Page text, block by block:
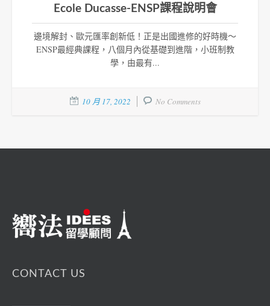
Ecole Ducasse-ENSP課程說明會
邊境解封、歐元匯率創新低！正是出國進修的好時機～
ENSP最經典課程，八個月內從基礎到進階，小班制教
學，由最有...
10 月 17, 2022 No Comments
CONTACT US